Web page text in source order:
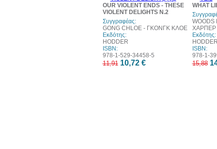
έκπτωση
OUR VIOLENT ENDS - THESE
VIOLENT DELIGHTS N.2
Συγγραφέας:
GONG CHLOE - ΓΚΟΝΓΚ ΚΛΟΕ
Εκδότης:
HODDER
ISBN:
978-1-529-34458-5
11,91 10,72 €
WHAT
ΧΑΡΠΕΡ
Εκδότης:
ISBN:
978-1-
15,88